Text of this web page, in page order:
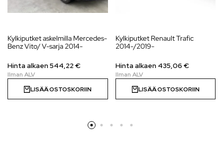
Kylkiputket askelmilla Mercedes-
Benz Vito/ V-sarja 2014-
Hinta alkaen544,22€
LISÄÄ OSTOSKORIIN
Kylkiputket Renault Trafic
2014-/2019-
Hinta alkaen 435,06 €
LISÄÄ OSTOSKORIIN